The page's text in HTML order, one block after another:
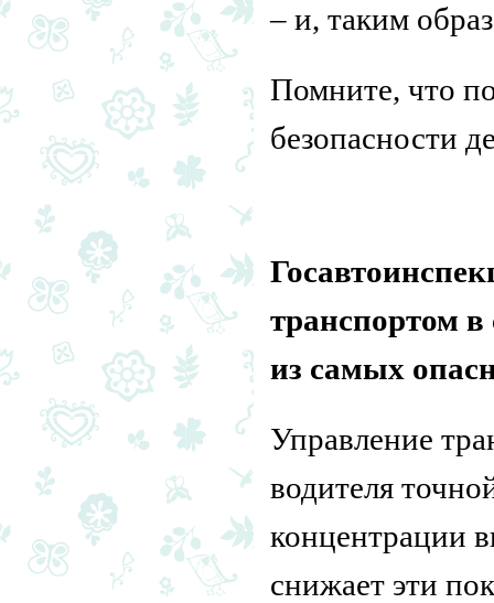
– и, таким
Помните, что
безопасности
транспортом
из самых
Управление
водителя
концентрации
снижает эти